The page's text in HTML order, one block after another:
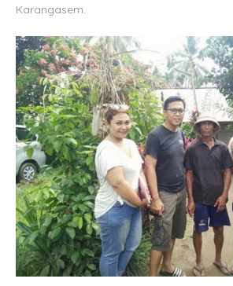
Karangasem.